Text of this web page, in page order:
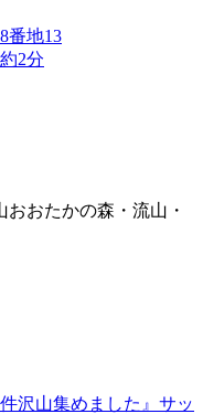
番地13
2分
おたかの森・流山・
沢山集めました』サッ